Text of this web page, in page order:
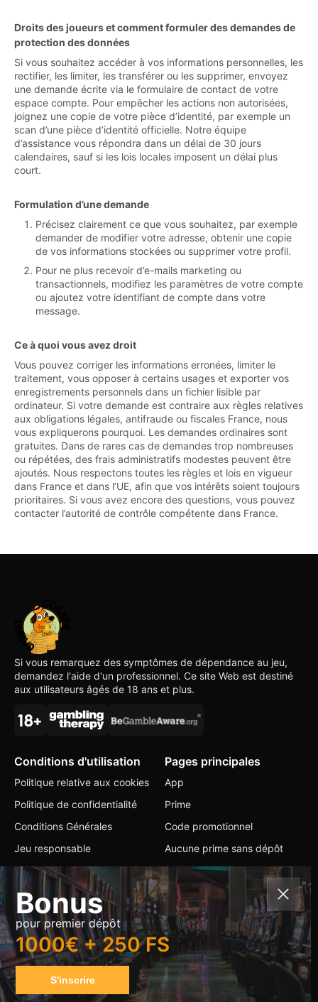
Droits des joueurs et comment formuler des demandes de
protection des données
Si vous souhaitez accéder à vos informations personnelles, les
rectifier, les limiter, les transférer ou les supprimer, envoyez
une demande écrite via le formulaire de contact de votre
espace compte. Pour empêcher les actions non autorisées,
joignez une copie de votre pièce d’identité, par exemple un
scan d’une pièce d’identité officielle. Notre équipe
d’assistance vous répondra dans un délai de 30 jours
calendaires, sauf si les lois locales imposent un délai plus
court.
Formulation d’une demande
Précisez clairement ce que vous souhaitez, par exemple
demander de modifier votre adresse, obtenir une copie
de vos informations stockées ou supprimer votre profil.
Pour ne plus recevoir d’e-mails marketing ou
transactionnels, modifiez les paramètres de votre compte
ou ajoutez votre identifiant de compte dans votre
message.
Ce à quoi vous avez droit
Vous pouvez corriger les informations erronées, limiter le
traitement, vous opposer à certains usages et exporter vos
enregistrements personnels dans un fichier lisible par
ordinateur. Si votre demande est contraire aux règles relatives
aux obligations légales, antifraude ou fiscales France, nous
vous expliquerons pourquoi. Les demandes ordinaires sont
gratuites. Dans de rares cas de demandes trop nombreuses
ou répétées, des frais administratifs modestes peuvent être
ajoutés. Nous respectons toutes les règles et lois en vigueur
dans France et dans l’UE, afin que vos intérêts soient toujours
prioritaires. Si vous avez encore des questions, vous pouvez
contacter l’autorité de contrôle compétente dans France.
Bonus
pour premier dépôt
1000€ + 250 FS
S'inscrire
Si vous remarquez des symptômes de dépendance au jeu,
demandez l'aide d'un professionnel. Ce site Web est destiné
aux utilisateurs âgés de 18 ans et plus.
Conditions d'utilisation
Politique relative aux cookies
Politique de confidentialité
Conditions Générales
Jeu responsable
Pages principales
App
Prime
Code promotionnel
Aucune prime sans dépôt
Contacts
+356 79725068
info@cobbercasino.io
Changer de langue